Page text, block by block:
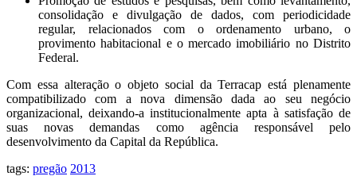
consolidação e divulgação de dados, com periodicidade
regular, relacionados com o ordenamento urbano, o
provimento habitacional e o mercado imobiliário no Distrito
Federal.
Com essa alteração o objeto social da Terracap está plenamente
compatibilizado com a nova dimensão dada ao seu negócio
organizacional, deixando-a institucionalmente apta à satisfação de
suas novas demandas como agência responsável pelo
desenvolvimento da Capital da República.
tags: pregão 2013